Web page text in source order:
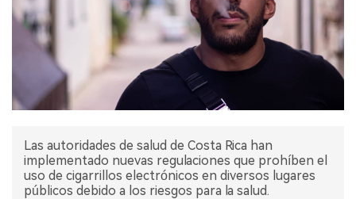
ENTREVISTA
Las autoridades de salud de Costa Rica han
implementado nuevas regulaciones que prohíben el
uso de cigarrillos electrónicos en diversos lugares
públicos debido a los riesgos para la salud.